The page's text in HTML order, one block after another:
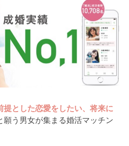
提とした恋愛をしたい、将来に
願う男女が集まる婚活マッチン